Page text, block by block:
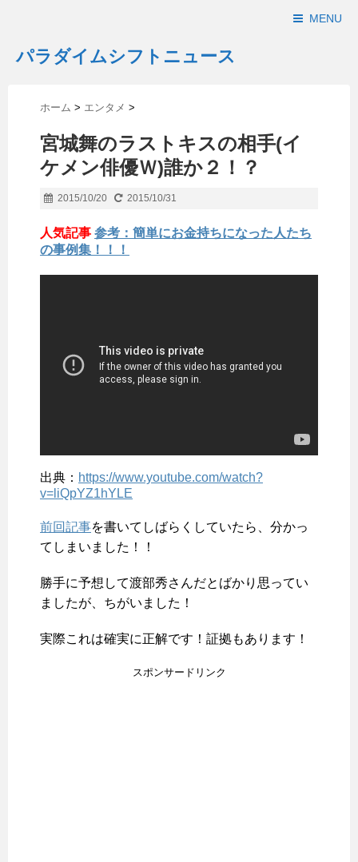
MENU
パラダイムシフトニュース
ホーム > エンタメ >
宮城舞のラストキスの相手(イ
ケメン俳優Ｗ)誰か２！？
2015/10/20 2015/10/31
人気記事 参考：簡単にお金持ちになった人たち
の事例集！！！
出典： https://www.youtube.com/watch?
v=liQpYZ1hYLE
前回記事を書いてしばらくしていたら、分かっ
てしまいました！！
勝手に予想して渡部秀さんだとばかり思ってい
ましたが、ちがいました！
実際これは確実に正解です！証拠もあります！
スポンサードリンク